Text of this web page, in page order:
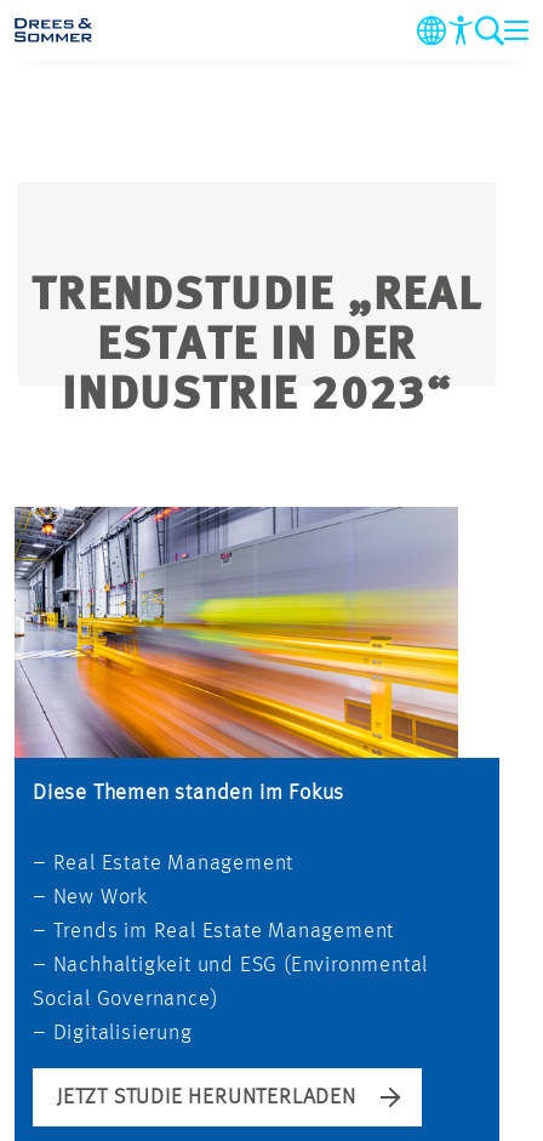
IM FOKUS
KARRIERE
KONTAKT
TRENDSTUDIE „REAL
ESTATE IN DER
INDUSTRIE 2023“
Diese Themen standen im Fokus
– Real Estate Management
– New Work
– Trends im Real Estate Management
– Nachhaltigkeit und ESG (Environmental
Social Governance)
– Digitalisierung
JETZT STUDIE HERUNTERLADEN